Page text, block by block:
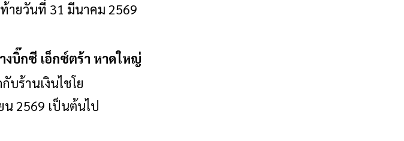
ายวันที่ 31 มีนาคม 2569
งบิ๊กซี เอ็กซ์ตร้า หาดใหญ่
บร้านเงินไชโย
2569 เป็นต้นไป